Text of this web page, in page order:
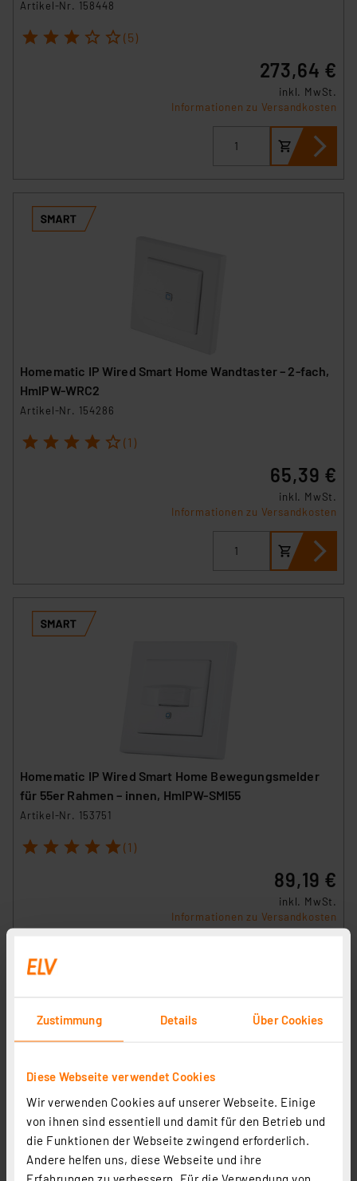
Zustimmung Details Über Cookies
Diese Webseite verwendet Cookies
Wir verwenden Cookies auf unserer Webseite. Einige
von ihnen sind essentiell und damit für den Betrieb und
die Funktionen der Webseite zwingend erforderlich.
Andere helfen uns, diese Webseite und ihre
Erfahrungen zu verbessern. Für die Verwendung von
Artikel-Nr. 158448
1 2 3 4 5 (5)
273,64 €
inkl. MwSt.
Informationen zu Versandkosten
Homematic IP Wired Smart Home Wandtaster – 2-fach,
HmIPW-WRC2
Artikel-Nr. 154286
1 2 3 4 5 (1)
65,39 €
inkl. MwSt.
Informationen zu Versandkosten
Homematic IP Wired Smart Home Bewegungsmelder
für 55er Rahmen – innen, HmIPW-SMI55
Artikel-Nr. 153751
1 2 3 4 5 (1)
89,19 €
inkl. MwSt.
Informationen zu Versandkosten